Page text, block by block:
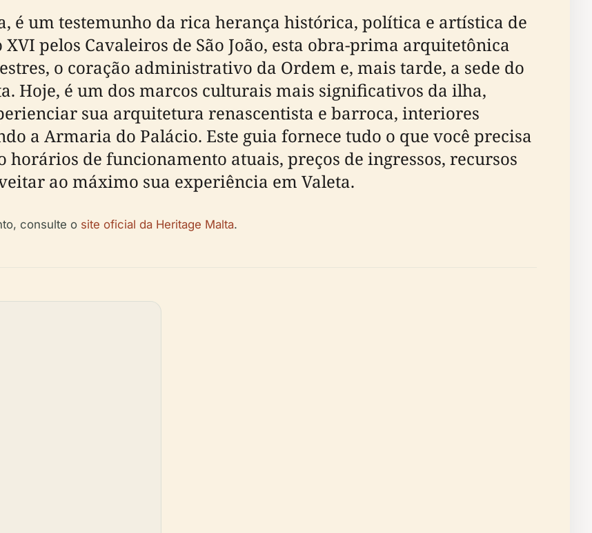
é um testemunho da rica herança histórica, política e artística de
pelos Cavaleiros de São João, esta obra-prima arquitetônica
o coração administrativo da Ordem e, mais tarde, a sede do
Hoje, é um dos marcos culturais mais significativos da ilha,
sua arquitetura renascentista e barroca, interiores
a Armaria do Palácio. Este guia fornece tudo o que você precisa
de funcionamento atuais, preços de ingressos, recursos
ao máximo sua experiência em Valeta.
consulte o site oficial da Heritage Malta.